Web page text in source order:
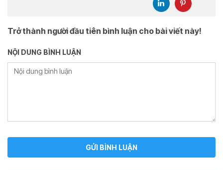
Trở thành người đầu tiên bình luận cho bài viết này!
NỘI DUNG BÌNH LUẬN